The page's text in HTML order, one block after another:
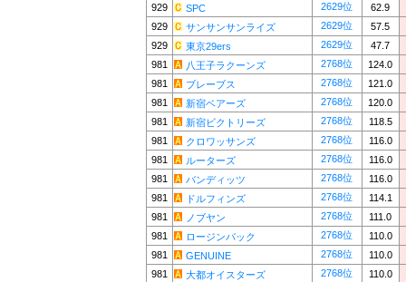
929
SPC 2629位
62.9
929
サンサンサンライズ 2629位
57.5
929
東京29ers 2629位
47.7
981
八王子ラクーンズ 2768位
124.0
981
ブレーブス 2768位
121.0
981
新宿ベアーズ 2768位
120.0
981
新宿ビクトリーズ 2768位
118.5
981
クロワッサンズ 2768位
116.0
981
ルーターズ 2768位
116.0
981
バンディッツ 2768位
116.0
981
ドルフィンズ 2768位
114.1
981
ノブヤン 2768位
111.0
981
ロージンバック 2768位
110.0
981
GENUINE 2768位
110.0
981
大都オイスターズ 2768位
110.0